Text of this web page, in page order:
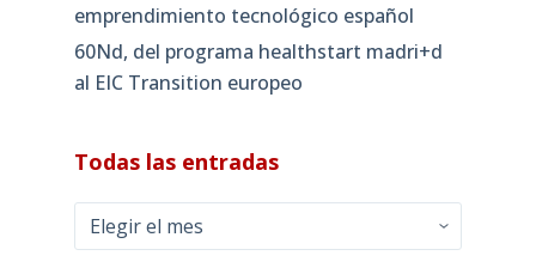
emprendimiento tecnológico español
60Nd, del programa healthstart madri+d
al EIC Transition europeo
Todas las entradas
Todas
las